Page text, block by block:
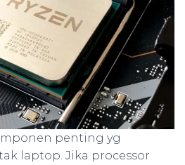
penting yg
laptop. Jika processor